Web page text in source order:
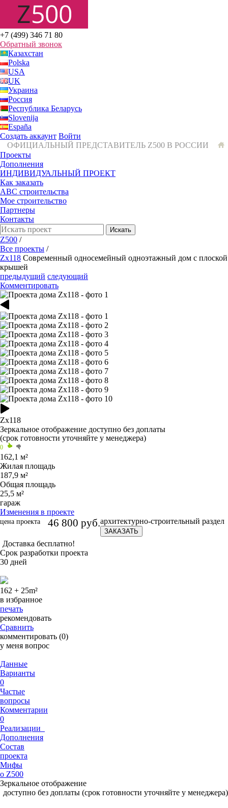
+7 (499) 346 71 80
Обратный звонок
Казахстан
Polska
USA
UK
Украина
Россия
Республика Беларусь
Slovenija
España
Создать аккаунт Войти
ОФИЦИАЛЬНЫЙ ПРЕДСТАВИТЕЛЬ Z500 В РОССИИ
Проекты
Дополнения
ИНДИВИДУАЛЬНЫЙ ПРОЕКТ
Как заказать
ABC строительства
Мое строительство
Партнеры
Контакты
Искать
Z500 /
Все проекты /
Zx118 Современный односемейный одноэтажный дом с плоской
крышей
предыдущий следующий
Комментировать
Zx118
Зеркальное отображение доступно без доплаты
(срок готовности уточняйте у менеджера)
0
162,1 м²
Жилая площадь
187,9 м²
Общая площадь
25,5 м²
гараж
Изменения в проекте
цена проекта 46 800 руб.архитектурно-строительный раздел
ЗАКАЗАТЬ
Доставка бесплатно!
Срок разработки проекта
30 дней
162 + 25m²
в избранное
печать
рекомендовать
Сравнить
комментировать (0)
у меня вопрос
Данные
Варианты
0
Частые
вопросы
Комментарии
0
Реализации
Дополнения
Состав
проекта
Мифы
о Z500
Зеркальное отображение
доступно без доплаты (срок готовности уточняйте у менеджера)